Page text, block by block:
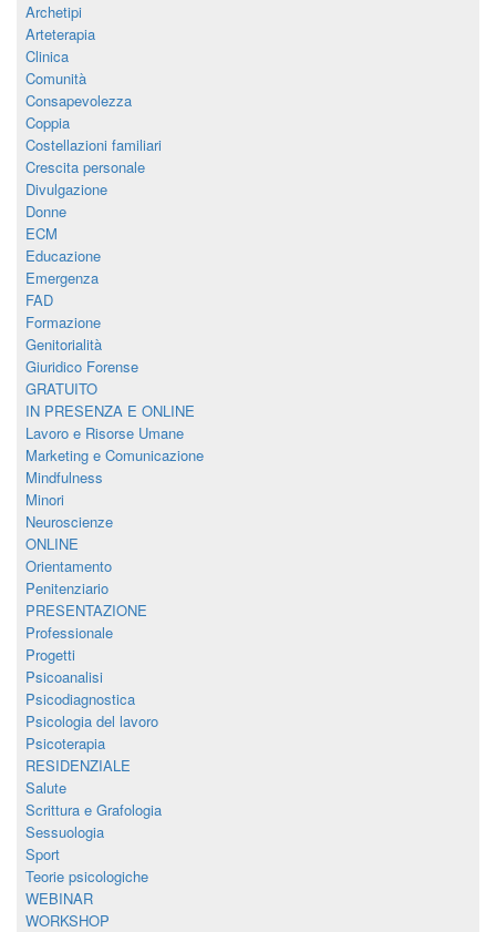
Archetipi
Arteterapia
Clinica
Comunità
Consapevolezza
Coppia
Costellazioni familiari
Crescita personale
Divulgazione
Donne
ECM
Educazione
Emergenza
FAD
Formazione
Genitorialità
Giuridico Forense
GRATUITO
IN PRESENZA E ONLINE
Lavoro e Risorse Umane
Marketing e Comunicazione
Mindfulness
Minori
Neuroscienze
ONLINE
Orientamento
Penitenziario
PRESENTAZIONE
Professionale
Progetti
Psicoanalisi
Psicodiagnostica
Psicologia del lavoro
Psicoterapia
RESIDENZIALE
Salute
Scrittura e Grafologia
Sessuologia
Sport
Teorie psicologiche
WEBINAR
WORKSHOP